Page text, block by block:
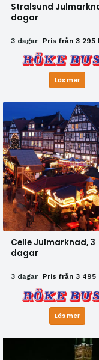
Stralsund
dagar
3 dagar Pris från 3 295
Läs mer
Celle Julmarknad, 3
dagar
3 dagar Pris från 3 495
Läs mer